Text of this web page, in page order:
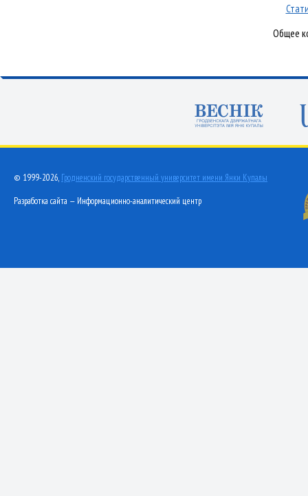
Общее
© 1999-2026, Гродненский государственный университет имени Янки Купалы
Разработка сайта — Информационно-аналитический центр